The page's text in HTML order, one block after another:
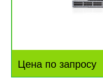
Цена по запросу